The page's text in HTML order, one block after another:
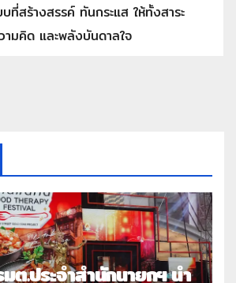
ที่สร้างสรรค์ ทันกระแส ให้ทั้งสาระ
ามคิด และพลังบันดาลใจ
ต.ประจำสำนักนายกฯ นำ